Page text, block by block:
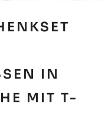
IN 3
MIT T-S